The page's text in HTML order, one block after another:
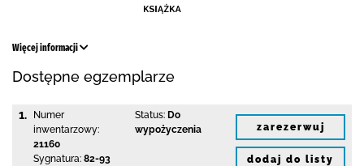
Więcej informacji
Dostępne egzemplarze
1.
Numer
inwentarzowy:
21160
Sygnatura: 82-93
Status: Do
wypożyczenia
zarezerwuj
dodaj do listy